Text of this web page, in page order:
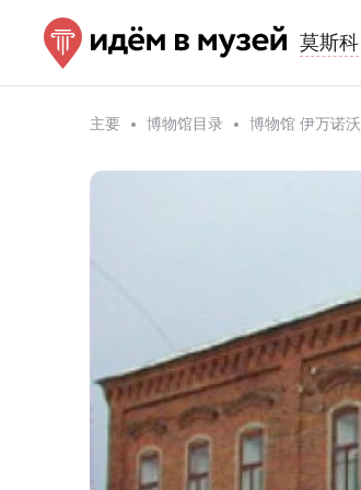
莫斯科
主要 博物馆目录 博物馆 伊万诺沃